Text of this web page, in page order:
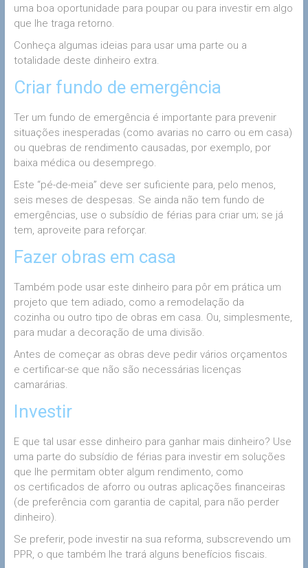
uma boa oportunidade para poupar ou para investir em algo
que lhe traga retorno.
Conheça algumas ideias para usar uma parte ou a
totalidade deste dinheiro extra.
Criar fundo de emergência
Ter um fundo de emergência é importante para prevenir
situações inesperadas (como avarias no carro ou em casa)
ou quebras de rendimento causadas, por exemplo, por
baixa médica ou desemprego.
Este “pé-de-meia” deve ser suficiente para, pelo menos,
seis meses de despesas. Se ainda não tem fundo de
emergências, use o subsídio de férias para criar um; se já
tem, aproveite para reforçar.
Fazer obras em casa
Também pode usar este dinheiro para pôr em prática um
projeto que tem adiado, como a remodelação da
cozinha ou outro tipo de obras em casa. Ou, simplesmente,
para mudar a decoração de uma divisão.
Antes de começar as obras deve pedir vários orçamentos
e certificar-se que não são necessárias licenças
camarárias.
Investir
E que tal usar esse dinheiro para ganhar mais dinheiro? Use
uma parte do subsídio de férias para investir em soluções
que lhe permitam obter algum rendimento, como
os certificados de aforro ou outras aplicações financeiras
(de preferência com garantia de capital, para não perder
dinheiro).
Se preferir, pode investir na sua reforma, subscrevendo um
PPR, o que também lhe trará alguns benefícios fiscais.